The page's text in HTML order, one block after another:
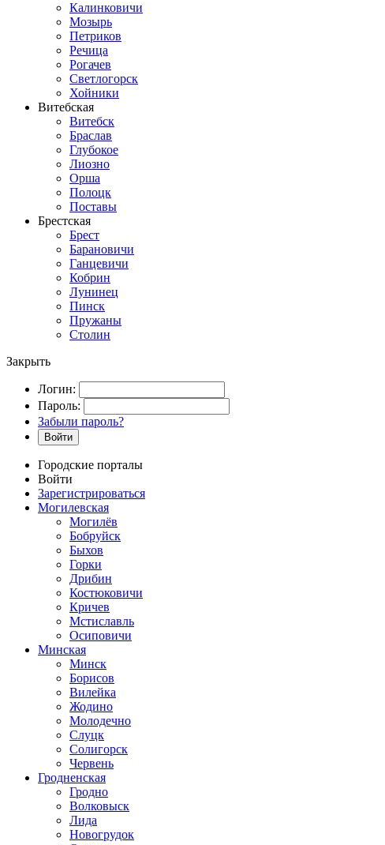
Калинковичи
Мозырь
Петриков
Речица
Рогачев
Светлогорск
Хойники
Витебская
Витебск
Браслав
Глубокое
Лиозно
Орша
Полоцк
Поставы
Брестская
Брест
Барановичи
Ганцевичи
Кобрин
Лунинец
Пинск
Пружаны
Столин
Закрыть
Логин:
Пароль:
Забыли пароль?
Войти
Городские порталы
Войти
Зарегистрироваться
Могилевская
Могилёв
Бобруйск
Быхов
Горки
Дрибин
Костюковичи
Кричев
Мстиславль
Осиповичи
Минская
Минск
Борисов
Вилейка
Жодино
Молодечно
Слуцк
Солигорск
Червень
Гродненская
Гродно
Волковыск
Лида
Новогрудок